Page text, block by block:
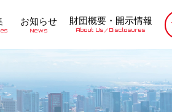
お知らせ
News
財団概要・開示情報
About Us／Disclosures